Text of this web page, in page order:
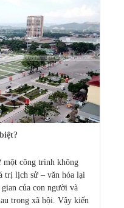
một công trình không
trị lịch sử – văn hóa lại
của con người và
trong xã hội. Vậy kiến